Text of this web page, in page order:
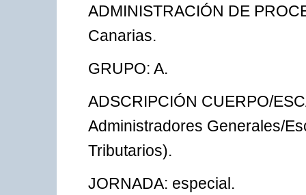
ADMINISTRACIÓN DE
Canarias.
GRUPO: A.
ADSCRIPCIÓN CUERPO/
Administradores Generales/
Tributarios).
JORNADA: especial.